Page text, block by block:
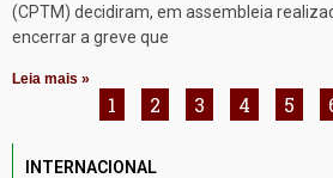
(CPTM) decidiram, em assembleia
encerrar a greve que
Leia mais »
1 2 3 4 5
INTERNACIONAL